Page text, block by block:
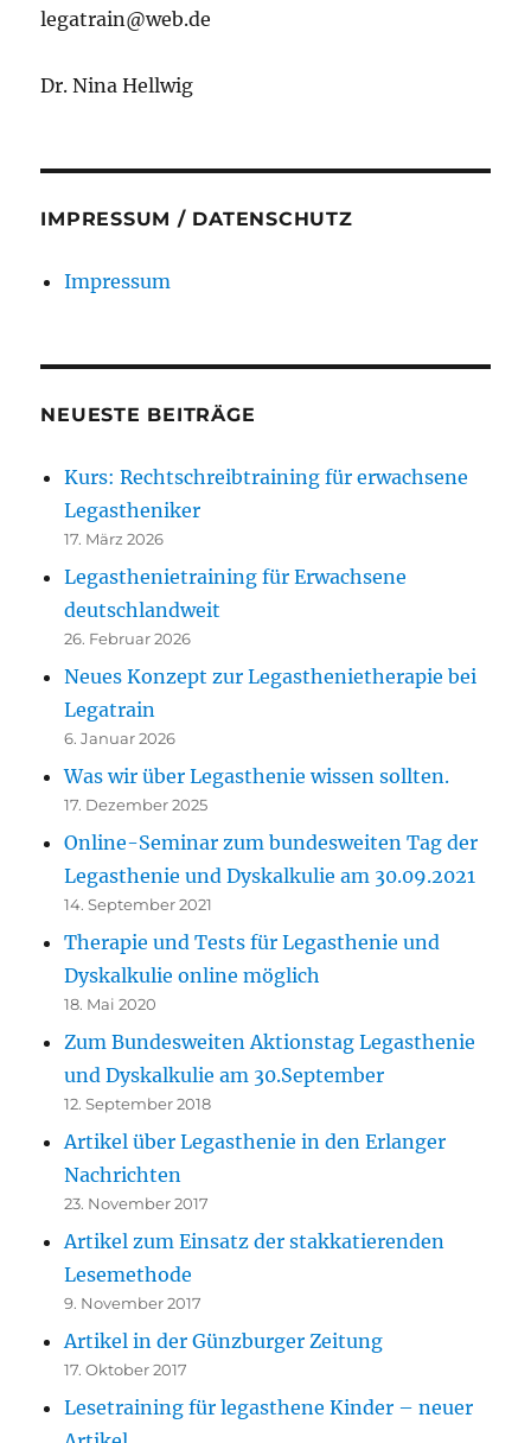
legatrain@web.de
Dr. Nina Hellwig
IMPRESSUM / DATENSCHUTZ
Impressum
NEUESTE BEITRÄGE
Kurs: Rechtschreibtraining für erwachsene
Legastheniker
17. März 2026
Legasthenietraining für Erwachsene
deutschlandweit
26. Februar 2026
Neues Konzept zur Legasthenietherapie bei
Legatrain
6. Januar 2026
Was wir über Legasthenie wissen sollten.
17. Dezember 2025
Online-Seminar zum bundesweiten Tag der
Legasthenie und Dyskalkulie am 30.09.2021
14. September 2021
Therapie und Tests für Legasthenie und
Dyskalkulie online möglich
18. Mai 2020
Zum Bundesweiten Aktionstag Legasthenie
und Dyskalkulie am 30.September
12. September 2018
Artikel über Legasthenie in den Erlanger
Nachrichten
23. November 2017
Artikel zum Einsatz der stakkatierenden
Lesemethode
9. November 2017
Artikel in der Günzburger Zeitung
17. Oktober 2017
Lesetraining für legasthene Kinder – neuer